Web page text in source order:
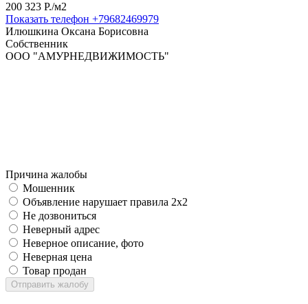
200 323 P./м2
Показать телефон +79682469979
Илюшкина Оксана Борисовна
Собственник
ООО "АМУРНЕДВИЖИМОСТЬ"
Причина жалобы
Мошенник
Объявление нарушает правила 2x2
Не дозвониться
Неверный адрес
Неверное описание, фото
Неверная цена
Товар продан
Отправить жалобу